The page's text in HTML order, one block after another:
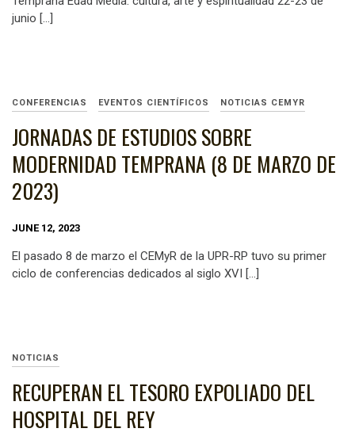
junio […]
CONFERENCIAS EVENTOS CIENTÍFICOS NOTICIAS CEMYR
JORNADAS DE ESTUDIOS SOBRE
MODERNIDAD TEMPRANA (8 DE MARZO DE
2023)
JUNE 12, 2023
El pasado 8 de marzo el CEMyR de la UPR-RP tuvo su primer
ciclo de conferencias dedicados al siglo XVI […]
NOTICIAS
RECUPERAN EL TESORO EXPOLIADO DEL
HOSPITAL DEL REY